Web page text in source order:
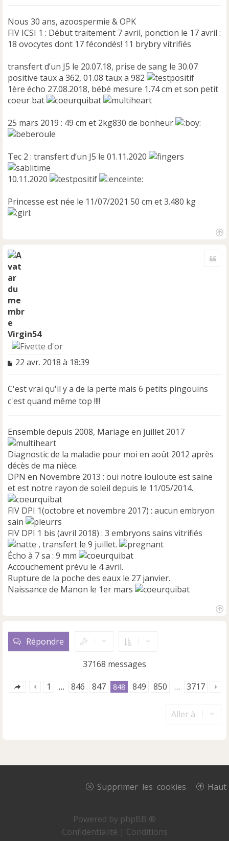
Nous 30 ans, azoospermie & OPK
FIV ICSI 1 : Début traitement 7 avril, ponction le 17 avril :
18 ovocytes dont 17 fécondés! 11 brybry vitrifiés
transfert d’un J5 le 20.07.18, prise de sang le 30.07
positive taux a 362, 01.08 taux a 982
1ère écho 27.08.2018, bébé mesure 1.74 cm et son petit
coeur bat
25 mars 2019 : 49 cm et 2kg830 de bonheur
Tec 2 : transfert d’un J5 le 01.11.2020
10.11.2020
Princesse est née le 11/07/2021 50 cm et 3.480 kg
Virgin54
M
s
a
n
o
n
l
u
22 avr. 2018 à 18:39
C'est vrai qu'il y a de la perte mais 6 petits pingouins
c'est quand même top !!!!
Ensemble depuis 2008, Mariage en juillet 2017
Diagnostic de la maladie pour moi en août 2012 après
décès de ma nièce.
DPN en Novembre 2013 : oui notre louloute est saine
et est notre rayon de soleil depuis le 11/05/2014.
FIV DPI 1(octobre et novembre 2017) : aucun embryon
sain
FIV DPI 1 bis (avril 2018) : 3 embryons sains vitrifiés
, transfert le 9 juillet.
Écho à 7 sa : 9 mm
Accouchement prévu le 4 avril.
Rupture de la poche des eaux le 27 janvier.
Naissance de Manon le 1er mars
Répondre
37168 messages
1 … 846 847 848 849 850 … 3717
Aller à
Haut
Supprimer les cookies
Powered by phpBB ®
Confidentialité | Conditions